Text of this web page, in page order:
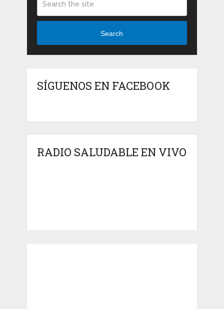
Search
SÍGUENOS EN FACEBOOK
RADIO SALUDABLE EN VIVO